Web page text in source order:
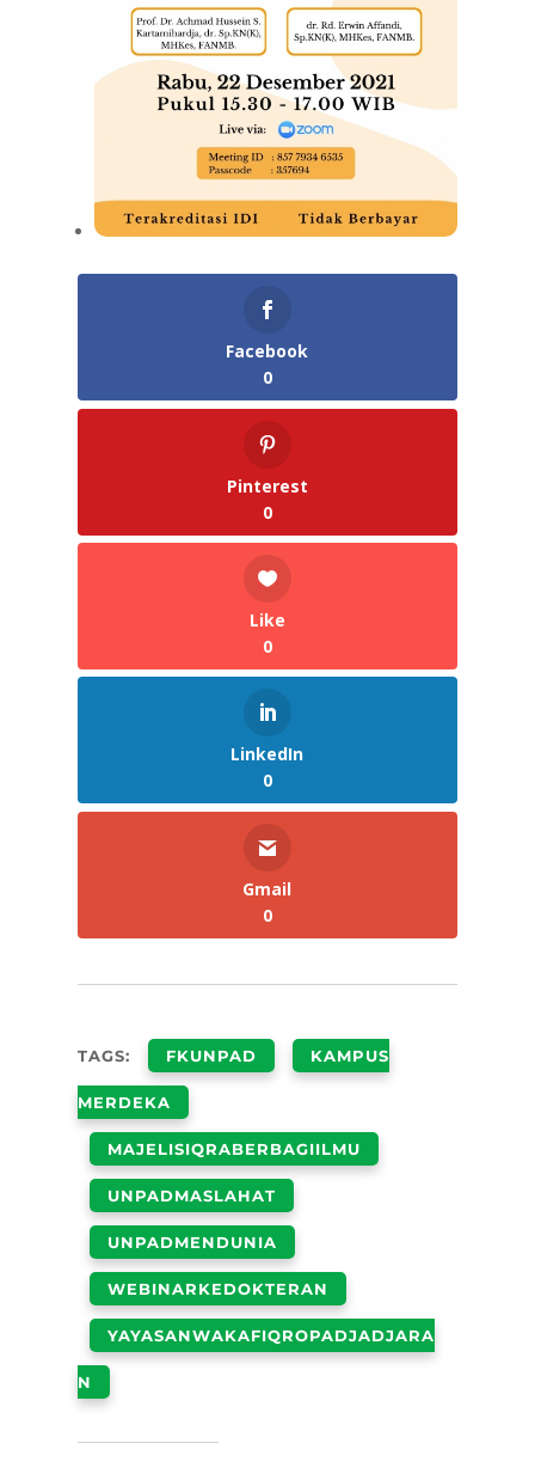
Facebook
0
Pinterest
0
Like
0
LinkedIn
0
Gmail
0
TAGS: FKUNPAD KAMPUS
MERDEKA
MAJELISIQRABERBAGIILMU
UNPADMASLAHAT
UNPADMENDUNIA
WEBINARKEDOKTERAN
YAYASANWAKAFIQROPADJADJARA
N